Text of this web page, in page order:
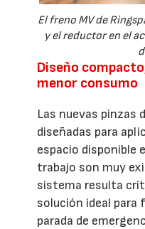
El freno MV de
y el reductor en el
Diseño
menor consumo
Las nuevas pinzas
diseñadas para
espacio disponible
trabajo son muy
sistema resulta
solución ideal para
parada de